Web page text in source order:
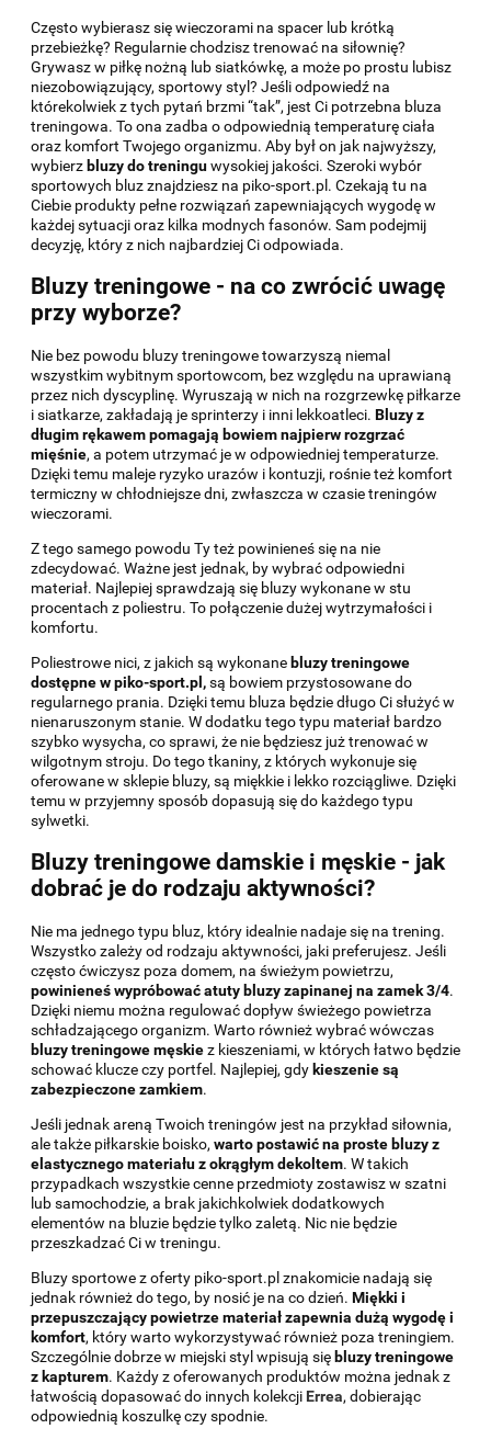
Często wybierasz się wieczorami na spacer lub krótką
przebieżkę? Regularnie chodzisz trenować na siłownię?
Grywasz w piłkę nożną lub siatkówkę, a może po prostu lubisz
niezobowiązujący, sportowy styl? Jeśli odpowiedź na
którekolwiek z tych pytań brzmi “tak”, jest Ci potrzebna bluza
treningowa. To ona zadba o odpowiednią temperaturę ciała
oraz komfort Twojego organizmu. Aby był on jak najwyższy,
wybierz bluzy do treninguwysokiej jakości. Szeroki wybór
sportowych bluz znajdziesz na piko-sport.pl. Czekają tu na
Ciebie produkty pełne rozwiązań zapewniających wygodę w
każdej sytuacji oraz kilka modnych fasonów. Sam podejmij
decyzję, który z nich najbardziej Ci odpowiada.
Bluzy treningowe - na co zwrócić uwagę
przy wyborze?
Nie bez powodu bluzy treningowe towarzyszą niemal
wszystkim wybitnym sportowcom, bez względu na uprawianą
przez nich dyscyplinę. Wyruszają w nich na rozgrzewkę piłkarze
i siatkarze, zakładają je sprinterzy i inni lekkoatleci. Bluzy z
długim rękawem pomagają bowiem najpierw rozgrzać
mięśnie, a potem utrzymać je w odpowiedniej temperaturze.
Dzięki temu maleje ryzyko urazów i kontuzji, rośnie też komfort
termiczny w chłodniejsze dni, zwłaszcza w czasie treningów
wieczorami.
Z tego samego powodu Ty też powinieneś się na nie
zdecydować. Ważne jest jednak, by wybrać odpowiedni
materiał. Najlepiej sprawdzają się bluzy wykonane w stu
procentach z poliestru. To połączenie dużej wytrzymałości i
komfortu.
Poliestrowe nici, z jakich są wykonane bluzy treningowe
dostępne w piko-sport.pl,są bowiem przystosowane do
regularnego prania. Dzięki temu bluza będzie długo Ci służyć w
nienaruszonym stanie. W dodatku tego typu materiał bardzo
szybko wysycha, co sprawi, że nie będziesz już trenować w
wilgotnym stroju. Do tego tkaniny, z których wykonuje się
oferowane w sklepie bluzy, są miękkie i lekko rozciągliwe. Dzięki
temu w przyjemny sposób dopasują się do każdego typu
sylwetki.
Bluzy treningowe damskie i męskie - jak
dobrać je do rodzaju aktywności?
Nie ma jednego typu bluz, który idealnie nadaje się na trening.
Wszystko zależy od rodzaju aktywności, jaki preferujesz. Jeśli
często ćwiczysz poza domem, na świeżym powietrzu,
powinieneś wypróbować atuty bluzy zapinanej na zamek 3/4.
Dzięki niemu można regulować dopływ świeżego powietrza
schładzającego organizm. Warto również wybrać wówczas
bluzy treningowe męskiez kieszeniami, w których łatwo będzie
schować klucze czy portfel. Najlepiej, gdykieszenie są
zabezpieczone zamkiem.
Jeśli jednak areną Twoich treningów jest na przykład siłownia,
ale także piłkarskie boisko, warto postawić na proste bluzy z
elastycznego materiału z okrągłym dekoltem. W takich
przypadkach wszystkie cenne przedmioty zostawisz w szatni
lub samochodzie, a brak jakichkolwiek dodatkowych
elementów na bluzie będzie tylko zaletą. Nic nie będzie
przeszkadzać Ci w treningu.
Bluzy sportowe z oferty piko-sport.pl znakomicie nadają się
jednak również do tego, by nosić je na co dzień. Miękki i
przepuszczający powietrze materiał zapewnia dużą wygodę i
komfort, który warto wykorzystywać również poza treningiem.
Szczególnie dobrze w miejski styl wpisują siębluzy treningowe
z kapturem. Każdy z oferowanych produktów można jednak z
łatwością dopasować do innych kolekcji Errea, dobierając
odpowiednią koszulkę czy spodnie.